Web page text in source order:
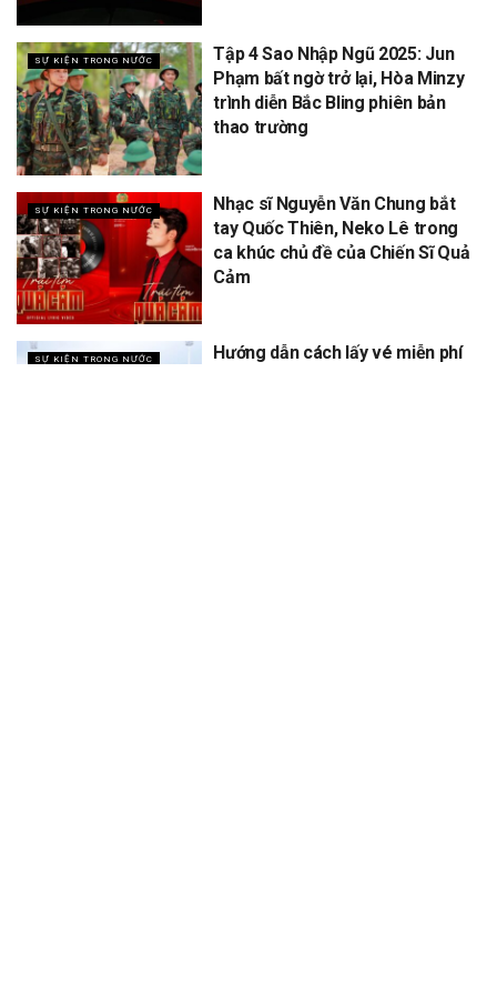
SỰ KIỆN TRONG NƯỚC
Tập 4 Sao Nhập Ngũ 2025: Jun
Phạm bất ngờ trở lại, Hòa Minzy
trình diễn Bắc Bling phiên bản
thao trường
SỰ KIỆN TRONG NƯỚC
Nhạc sĩ Nguyễn Văn Chung bắt
tay Quốc Thiên, Neko Lê trong
ca khúc chủ đề của Chiến Sĩ Quả
Cảm
SỰ KIỆN TRONG NƯỚC
Hướng dẫn cách lấy vé miễn phí